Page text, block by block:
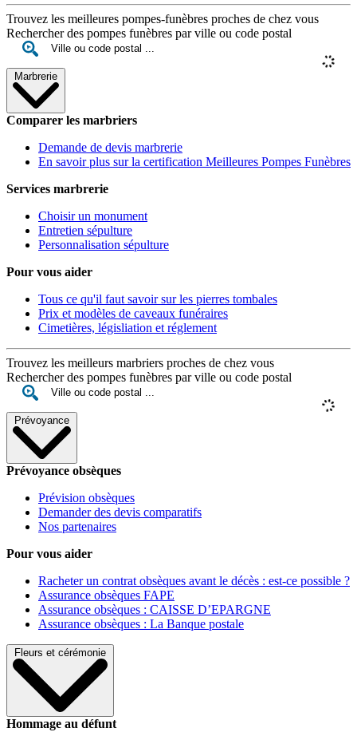
Trouvez les meilleures pompes-funèbres proches de chez vous
Rechercher des pompes funèbres par ville ou code postal
Marbrerie
Comparer les marbriers
Demande de devis marbrerie
En savoir plus sur la certification Meilleures Pompes Funèbres
Services marbrerie
Choisir un monument
Entretien sépulture
Personnalisation sépulture
Pour vous aider
Tous ce qu'il faut savoir sur les pierres tombales
Prix et modèles de caveaux funéraires
Cimetières, législiation et réglement
Trouvez les meilleurs marbriers proches de chez vous
Rechercher des pompes funèbres par ville ou code postal
Prévoyance
Prévoyance obsèques
Prévision obsèques
Demander des devis comparatifs
Nos partenaires
Pour vous aider
Racheter un contrat obsèques avant le décès : est-ce possible ?
Assurance obsèques FAPE
Assurance obsèques : CAISSE D’EPARGNE
Assurance obsèques : La Banque postale
Fleurs et cérémonie
Hommage au défunt